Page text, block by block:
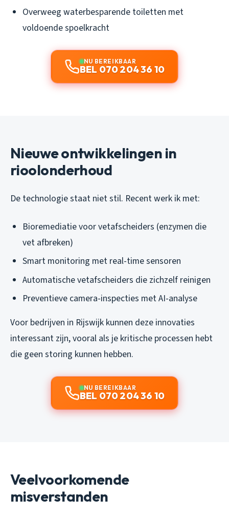
Overweeg waterbesparende toiletten met
voldoende spoelkracht
NU BEREIKBAAR
BEL 070 204 36 10
Nieuwe ontwikkelingen in
rioolonderhoud
De technologie staat niet stil. Recent werk ik met:
Bioremediatie voor vetafscheiders (enzymen die
vet afbreken)
Smart monitoring met real-time sensoren
Automatische vetafscheiders die zichzelf reinigen
Preventieve camera-inspecties met AI-analyse
Voor bedrijven in Rijswijk kunnen deze innovaties
interessant zijn, vooral als je kritische processen hebt
die geen storing kunnen hebben.
NU BEREIKBAAR
BEL 070 204 36 10
Veelvoorkomende
misverstanden